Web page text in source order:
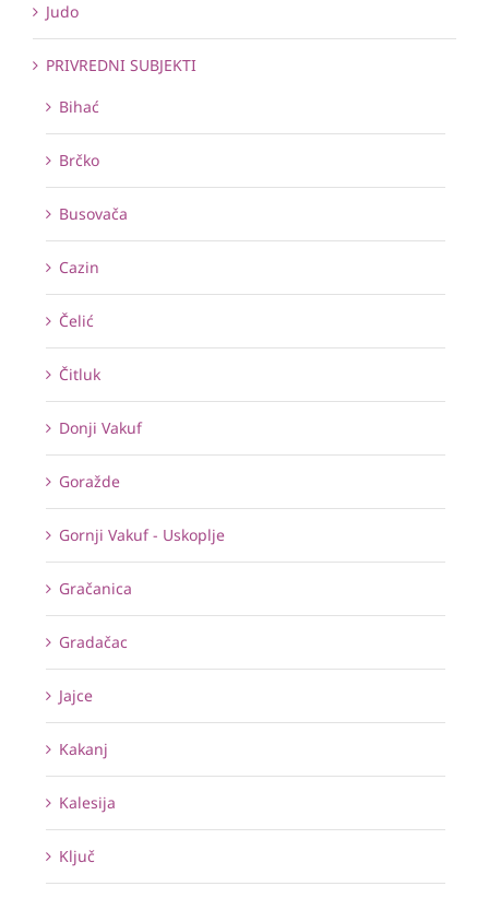
Judo
PRIVREDNI SUBJEKTI
Bihać
Brčko
Busovača
Cazin
Čelić
Čitluk
Donji Vakuf
Goražde
Gornji Vakuf - Uskoplje
Gračanica
Gradačac
Jajce
Kakanj
Kalesija
Ključ